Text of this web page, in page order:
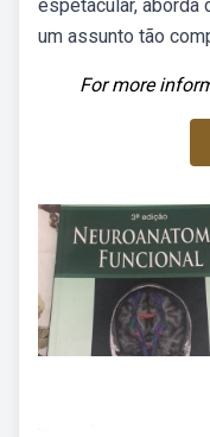
espetacular, aborda
um assunto tão
For more